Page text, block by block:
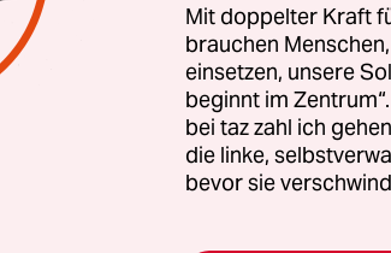
beklagen, aber so tickt der
in dieses Spiel begibt, muss die
Habeck. Der Grünen-Chef ist
manchmal erst beim
Mit doppelter Kraft
brauchen
einsetzen, unsere
beginnt im
bei taz zahl ich
die linke,
bevor sie